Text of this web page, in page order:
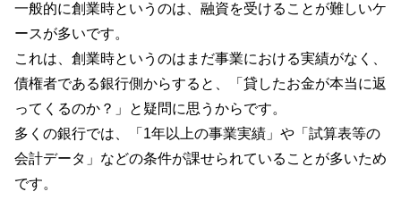
一般的に創業時というのは、融資を受けることが難しいケ
ースが多いです。
これは、創業時というのはまだ事業における実績がなく、
債権者である銀行側からすると、「貸したお金が本当に返
ってくるのか？」と疑問に思うからです。
多くの銀行では、「 1年以上の事業実績」や「試算表等の
会計データ」などの条件が課せられていることが多いため
です。